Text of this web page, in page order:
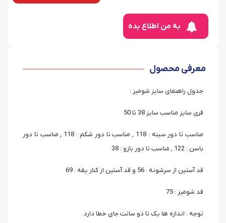
به من اطلاع بده
معرفی محصول
جدول راهنمای سایز شومیز :
فری سایز مناسب سایز 38 تا 50
مناسب تا دور سینه : 118 , مناسب تا دور شکم : 118 , مناسب تا دور
باسن : 122 , مناسب تا دور بازو : 38
قد آستین از سرشونه : 56 و قد آستین از کنار یقه : 69
قد شومیز : 75
توجه : اندازه ها یک تا دو سانت جای خطا دارد.